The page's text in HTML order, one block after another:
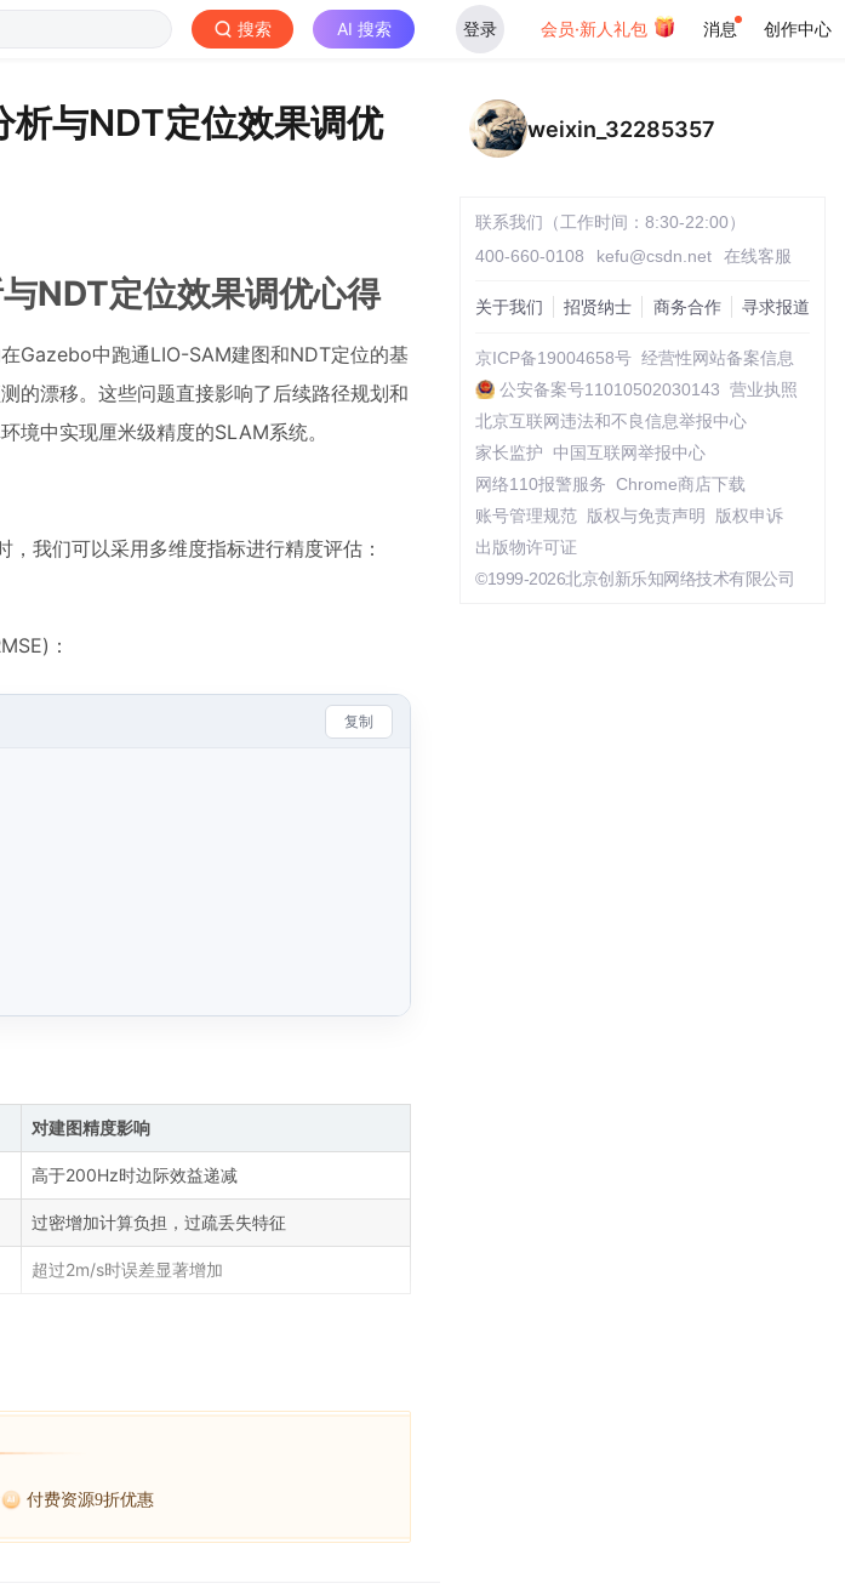
搜索 AI 搜索 登录 会员·新人礼包 消息 创作中心
与NDT定位效果调优
NDT定位效果调优心得
Gazebo中跑通LIO-SAM建图和NDT定位的基
的漂移。这些问题直接影响了后续路径规划和
境中实现厘米级精度的SLAM系统。
我们可以采用多维度指标进行精度评估：
：
复制
对建图精度影响
高于200Hz时边际效益递减
过密增加计算负担，过疏丢失特征
超过2m/s时误差显著增加
付费资源9折优惠
weixin_32285357
联系我们（工作时间：8:30-22:00）
400-660-0108
kefu@csdn.net 在线客服
关于我们 招贤纳士 商务合作 寻求报道
京ICP备19004658号 经营性网站备案信息
公安备案号11010502030143 营业执照
北京互联网违法和不良信息举报中心
家长监护
中国互联网举报中心
网络110报警服务 Chrome商店下载
账号管理规范
版权与免责声明
版权申诉
出版物许可证
©1999-2026北京创新乐知网络技术有限公司